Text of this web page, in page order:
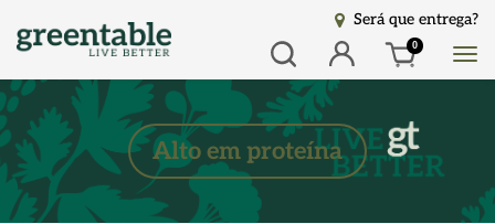
Será que entrega?
Busca
Entrar 0
Alto em proteína